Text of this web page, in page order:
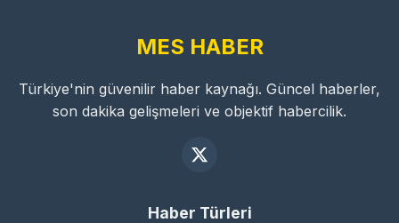
MES HABER
Türkiye'nin güvenilir haber kaynağı. Güncel haberler,
son dakika gelişmeleri ve objektif habercilik.
Haber Türleri